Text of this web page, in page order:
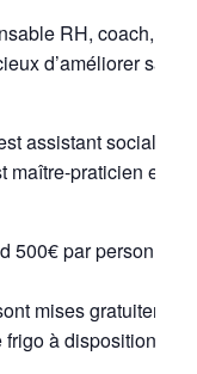
RH, coach,
d’améliorer sa
assistant social et
maître-praticien et
par personne
mises
à disposition)